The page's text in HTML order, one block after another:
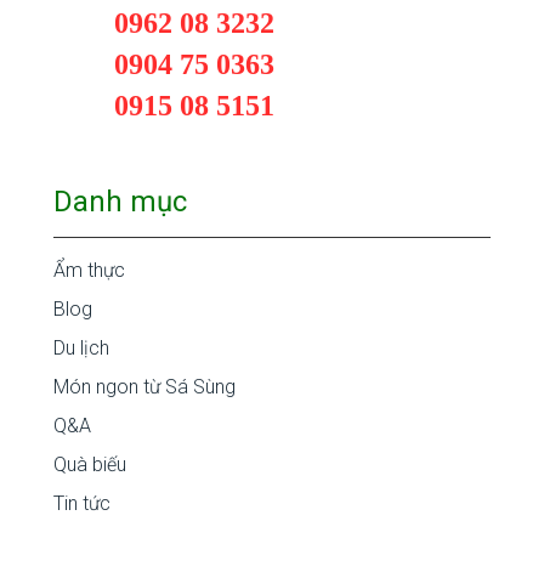
0962 08 3232
0904 75 0363
0915 08 5151
Danh mục
Ẩm thực
Blog
Du lịch
Món ngon từ Sá Sùng
Q&A
Quà biếu
Tin tức